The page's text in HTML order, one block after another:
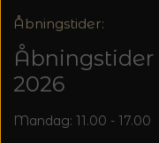
Åbningstider:
Åbningstider
2026
Mandag: 11.00 - 17.00